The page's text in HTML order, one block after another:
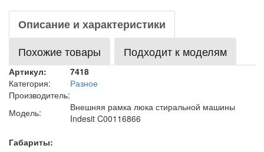
Описание и характеристики
Похожие товары
Подходит к моделям
Артикул:
7418
Категория:
Разное
Производитель:
Модель:
Внешняя рамка люка стиральной машины
Indesit C00116866
Габариты: